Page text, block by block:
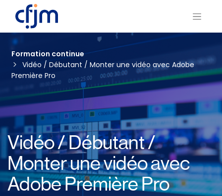
Formation continue
Vidéo / Débutant / Monter une vidéo avec Adobe
Première Pro
Vidéo / Débutant /
Monter une vidéo avec
Adobe Première Pro